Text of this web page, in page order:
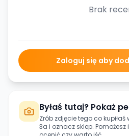
Brak
Zaloguj się aby
Byłaś tutaj? Pokaż
Zrób zdjęcie tego co kupiłaś
3a i oznacz sklep.